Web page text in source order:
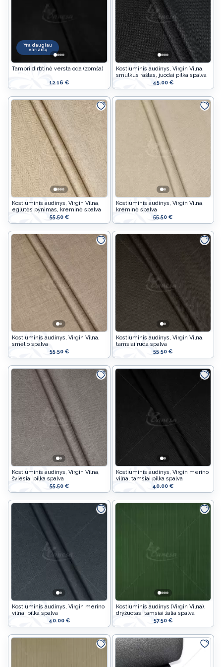
Velykinės prekės
Vaikams
Apsauginės priemonės
Yra daugiau
variantų
Tampri dirbtinė versta oda (zomša)
12.16 €
Kostiuminis audinys, Virgin Vilna,
smulkus raštas, juodai pilka spalva
45.00 €
Kostiuminis audinys, Virgin Vilna,
eglutės pynimas, kreminė spalva
55.50 €
Kostiuminis audinys, Virgin Vilna,
kreminė spalva
55.50 €
Kostiuminis audinys, Virgin Vilna,
smėlio spalva
55.50 €
Kostiuminis audinys, Virgin Vilna,
tamsiai ruda spalva
55.50 €
Kostiuminis audinys, Virgin Vilna,
šviesiai pilka spalva
55.50 €
Kostiuminis audinys, Virgin merino
vilna, tamsiai pilka spalva
40.00 €
Kostiuminis audinys, Virgin merino
vilna, pilka spalva
40.00 €
Kostiuminis audinys (Virgin Vilna),
dryžuotas, tamsiai žalia spalva
57.50 €